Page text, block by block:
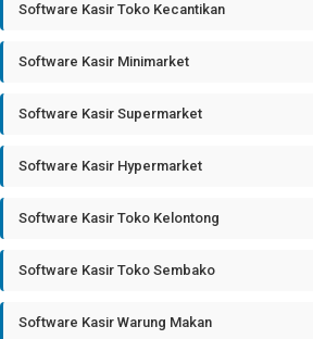
Software Kasir Toko Kecantikan
Software Kasir Minimarket
Software Kasir Supermarket
Software Kasir Hypermarket
Software Kasir Toko Kelontong
Software Kasir Toko Sembako
Software Kasir Warung Makan